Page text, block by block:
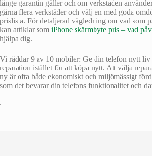
länge garantin gäller och om verkstaden
gärna flera verkstäder och välj en med goda
prislista. För detaljerad vägledning om vad som
kan artiklar som iPhone skärmbyte pris – vad
hjälpa dig.
Vi räddar 9 av 10 mobiler: Ge din telefon nytt liv
reparation istället för att köpa nytt. Att välja
ny är ofta både ekonomiskt och miljömässigt
som det bevarar din telefons funktionalitet och
•